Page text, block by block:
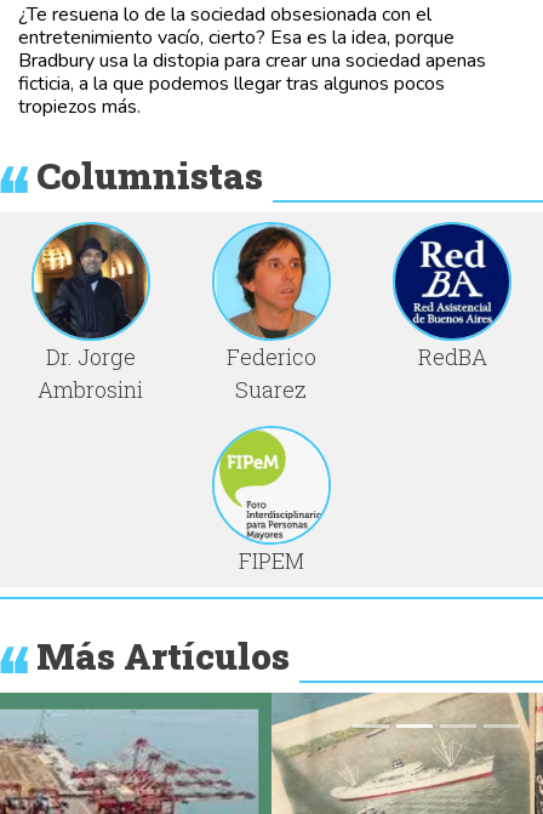
¿Te resuena lo de la sociedad obsesionada con el
entretenimiento vacío, cierto? Esa es la idea, porque
Bradbury usa la distopia para crear una sociedad apenas
ficticia, a la que podemos llegar tras algunos pocos
tropiezos más.
Columnistas
Dr. Jorge
Ambrosini
Federico
Suarez
RedBA
FIPEM
Más Artículos